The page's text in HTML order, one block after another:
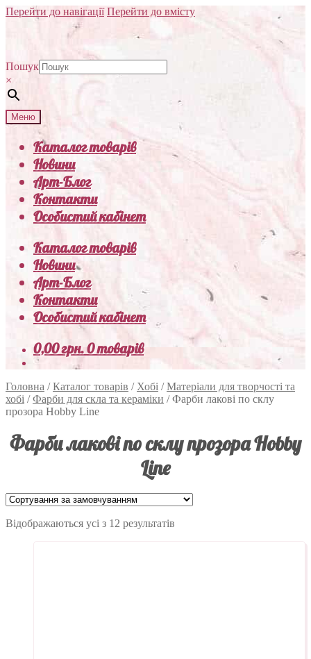
Перейти до навігації Перейти до вмісту
Пошук
×
Меню
Каталог товарів
Новини
Арт-Блог
Контакти
Особистий кабінет
Каталог товарів
Новини
Арт-Блог
Контакти
Особистий кабінет
0,00грн.0 товарів
Головна /Каталог товарів / Хобі /Матеріали для творчості та
хобі /Фарби для скла та кераміки /Фарби лакові по склу
прозора Hobby Line
Фарби лакові по склу прозора Hobby
Line
Відображаються усі з 12 результатів